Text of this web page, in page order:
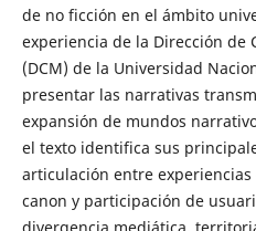
de no ficción en el ámbito
experiencia de la Dirección de
(DCM) de la Universidad
presentar las narrativas
expansión de mundos
el texto identifica sus
articulación entre
canon y participación de